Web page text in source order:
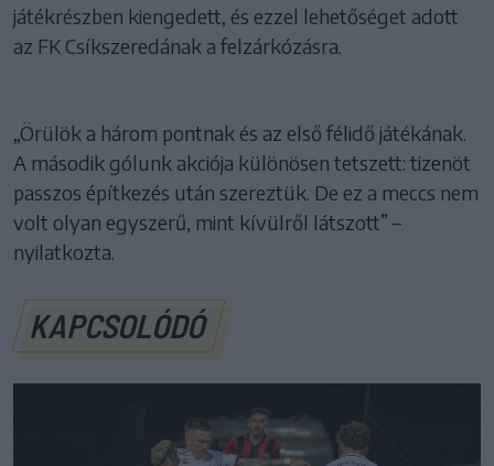
játékrészben kiengedett, és ezzel lehetőséget adott
az FK Csíkszeredának a felzárkózásra.
„Örülök a három pontnak és az első félidő játékának.
A második gólunk akciója különösen tetszett: tizenöt
passzos építkezés után szereztük. De ez a meccs nem
volt olyan egyszerű, mint kívülről látszott” –
nyilatkozta.
KAPCSOLÓDÓ